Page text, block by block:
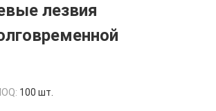
лезвия
100 шт.